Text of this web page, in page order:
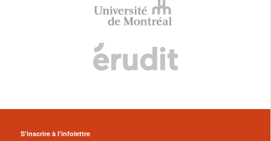
S'inscrire à l'infolettre